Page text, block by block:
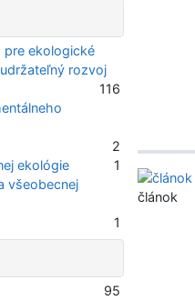
článok
pre ekologické
rozvoj
116
2
ekológie
1
všeobecnej
1
95